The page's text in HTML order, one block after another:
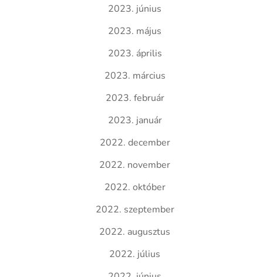
2023. június
2023. május
2023. április
2023. március
2023. február
2023. január
2022. december
2022. november
2022. október
2022. szeptember
2022. augusztus
2022. július